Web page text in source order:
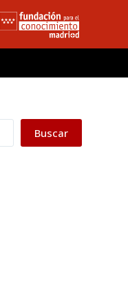
Buscar